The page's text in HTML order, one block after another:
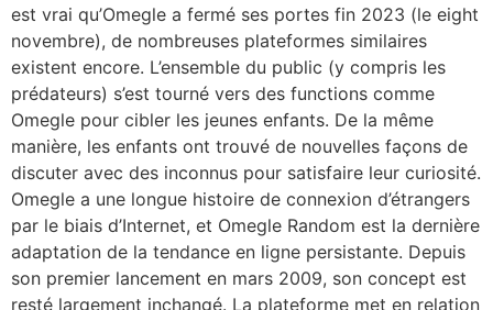
est vrai qu’Omegle a fermé ses portes fin 2023 (le eight
novembre), de nombreuses plateformes similaires
existent encore. L’ensemble du public (y compris les
prédateurs) s’est tourné vers des functions comme
Omegle pour cibler les jeunes enfants. De la même
manière, les enfants ont trouvé de nouvelles façons de
discuter avec des inconnus pour satisfaire leur curiosité.
Omegle a une longue histoire de connexion d’étrangers
par le biais d’Internet, et Omegle Random est la dernière
adaptation de la tendance en ligne persistante. Depuis
son premier lancement en mars 2009, son concept est
resté largement inchangé. La plateforme met en relation